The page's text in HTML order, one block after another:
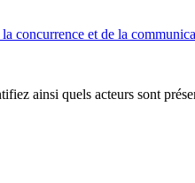
concurrence et de la
ainsi quels acteurs sont